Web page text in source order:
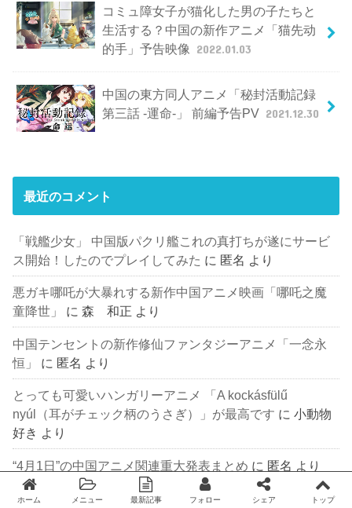
コミュ障女子が猫化した男の子たちと
生活する？中国の新作アニメ「猫先动
的手」予告映像
2022.01.03
中国の東方同人アニメ「秘封活動記録
第三話 -運命-」 前編予告PV 2021.12.30
最近のコメント
「戦艦少女」 中国版パクリ艦これの真打ちが遂にサービ
ス開始！したのでプレイしてみた に 匿名 より
悪ガキ哪吒が大暴れする新作中国アニメ映画「哪吒之魔
童降世」
に森 和正 より
中国テンセントの新作修仙ファンタジーアニメ「一念永
恒」
に 匿名 より
とっても可愛いハンガリーアニメ 「A kockásfülű
nyúl（耳がチェック柄のうさぎ）」が最高です に小動物
好き より
“4月1日”の中国アニメ関連重大発表まとめ に 匿名 より
ホーム メニュー 最新記事 フォロー シェア トップ
Twitter facebook